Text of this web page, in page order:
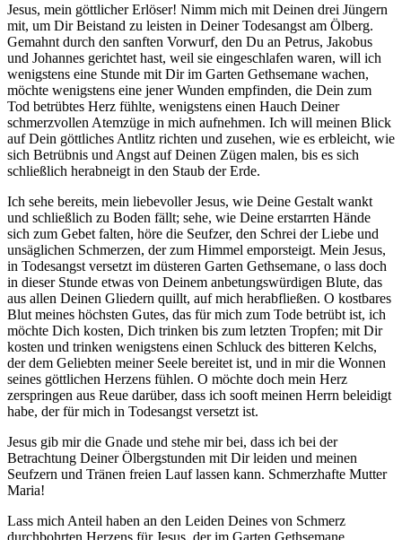
Jesus, mein göttlicher Erlöser! Nimm mich mit Deinen drei Jüngern
mit, um Dir Beistand zu leisten in Deiner Todesangst am Ölberg.
Gemahnt durch den sanften Vorwurf, den Du an Petrus, Jakobus
und Johannes gerichtet hast, weil sie eingeschlafen waren, will ich
wenigstens eine Stunde mit Dir im Garten Gethsemane wachen,
möchte wenigstens eine jener Wunden empfinden, die Dein zum
Tod betrübtes Herz fühlte, wenigstens einen Hauch Deiner
schmerzvollen Atemzüge in mich aufnehmen. Ich will meinen Blick
auf Dein göttliches Antlitz richten und zusehen, wie es erbleicht, wie
sich Betrübnis und Angst auf Deinen Zügen malen, bis es sich
schließlich herabneigt in den Staub der Erde.
Ich sehe bereits, mein liebevoller Jesus, wie Deine Gestalt wankt
und schließlich zu Boden fällt; sehe, wie Deine erstarrten Hände
sich zum Gebet falten, höre die Seufzer, den Schrei der Liebe und
unsäglichen Schmerzen, der zum Himmel emporsteigt. Mein Jesus,
in Todesangst versetzt im düsteren Garten Gethsemane, o lass doch
in dieser Stunde etwas von Deinem anbetungswürdigen Blute, das
aus allen Deinen Gliedern quillt, auf mich herabfließen. O kostbares
Blut meines höchsten Gutes, das für mich zum Tode betrübt ist, ich
möchte Dich kosten, Dich trinken bis zum letzten Tropfen; mit Dir
kosten und trinken wenigstens einen Schluck des bitteren Kelchs,
der dem Geliebten meiner Seele bereitet ist, und in mir die Wonnen
seines göttlichen Herzens fühlen. O möchte doch mein Herz
zerspringen aus Reue darüber, dass ich sooft meinen Herrn beleidigt
habe, der für mich in Todesangst versetzt ist.
Jesus gib mir die Gnade und stehe mir bei, dass ich bei der
Betrachtung Deiner Ölbergstunden mit Dir leiden und meinen
Seufzern und Tränen freien Lauf lassen kann. Schmerzhafte Mutter
Maria!
Lass mich Anteil haben an den Leiden Deines von Schmerz
durchbohrten Herzens für Jesus, der im Garten Gethsemane